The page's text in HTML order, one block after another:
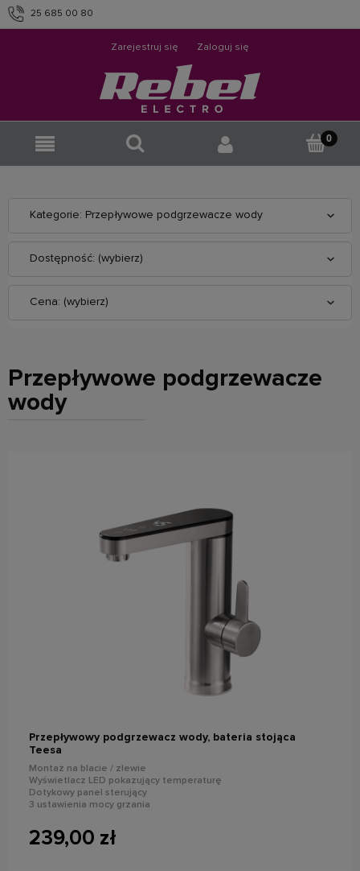
25 685 00 80
info@rebelelectro.com
Zarejestruj się Zaloguj się
Kategorie: Przepływowe podgrzewacze wody
Dostępność: (wybierz)
Cena: (wybierz)
Przepływowe podgrzewacze
wody
Przepływowy podgrzewacz wody, bateria stojąca
Teesa
Montaż na blacie / zlewie
Wyświetlacz LED pokazujący temperaturę
Dotykowy panel sterujący
3 ustawienia mocy grzania
239,00 zł